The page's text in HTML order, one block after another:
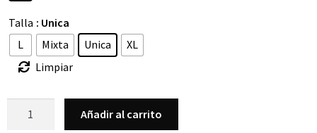
Talla : Unica
L
Mixta Unica
XL
Limpiar
Añadir al carrito